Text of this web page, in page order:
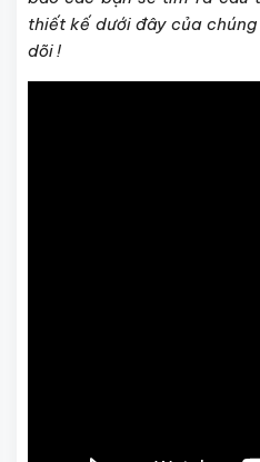
thiết kế dưới đây của
dõi !